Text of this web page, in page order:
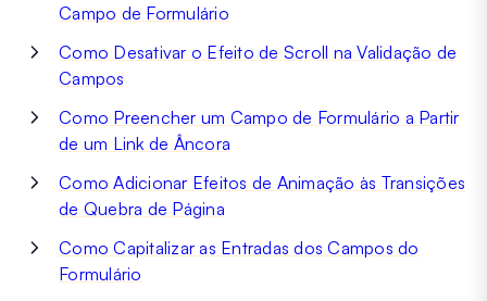
Campo de Formulário
Como Desativar o Efeito de Scroll na Validação de
Campos
Como Preencher um Campo de Formulário a Partir
de um Link de Âncora
Como Adicionar Efeitos de Animação às Transições
de Quebra de Página
Como Capitalizar as Entradas dos Campos do
Formulário